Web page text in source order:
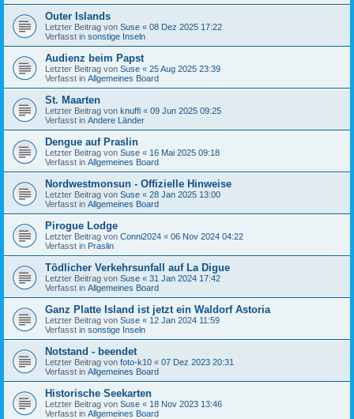
Outer Islands
Letzter Beitrag von Suse « 08 Dez 2025 17:22
Verfasst in sonstige Inseln
Audienz beim Papst
Letzter Beitrag von Suse « 25 Aug 2025 23:39
Verfasst in Allgemeines Board
St. Maarten
Letzter Beitrag von knuffi « 09 Jun 2025 09:25
Verfasst in Andere Länder
Dengue auf Praslin
Letzter Beitrag von Suse « 16 Mai 2025 09:18
Verfasst in Allgemeines Board
Nordwestmonsun - Offizielle Hinweise
Letzter Beitrag von Suse « 28 Jan 2025 13:00
Verfasst in Allgemeines Board
Pirogue Lodge
Letzter Beitrag von Conni2024 « 06 Nov 2024 04:22
Verfasst in Praslin
Tödlicher Verkehrsunfall auf La Digue
Letzter Beitrag von Suse « 31 Jan 2024 17:42
Verfasst in Allgemeines Board
Ganz Platte Island ist jetzt ein Waldorf Astoria
Letzter Beitrag von Suse « 12 Jan 2024 11:59
Verfasst in sonstige Inseln
Notstand - beendet
Letzter Beitrag von foto-k10 « 07 Dez 2023 20:31
Verfasst in Allgemeines Board
Historische Seekarten
Letzter Beitrag von Suse « 18 Nov 2023 13:46
Verfasst in Allgemeines Board